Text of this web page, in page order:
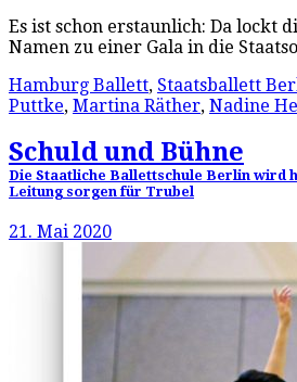
Es ist schon erstaunlich: Da lockt
Namen zu einer Gala in die
Hamburg Ballett, Staatsballett
Puttke, Martina Räther, Nadine
Schuld und Bühne
Die Staatliche Ballettschule Berlin wird
Leitung sorgen für Trubel
21. Mai 2020